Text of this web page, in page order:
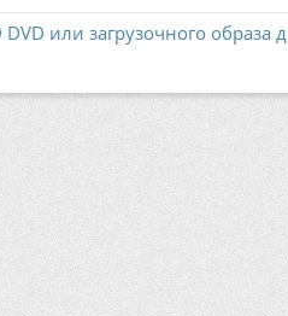
или загрузочного образа д